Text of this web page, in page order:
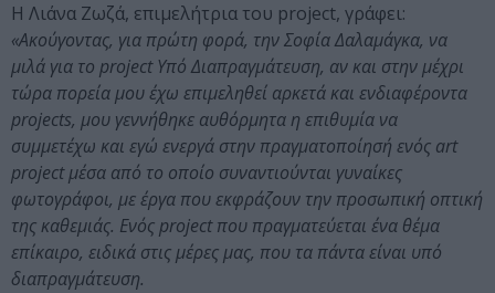
Η Λιάνα Ζωζά, επιμελήτρια του project, γράφει:
«Ακούγοντας, για πρώτη φορά, την Σοφία Δαλαμάγκα, να
μιλά για το project Υπό Διαπραγμάτευση, αν και στην μέχρι
τώρα πορεία μου έχω επιμεληθεί αρκετά και ενδιαφέροντα
projects, μου γεννήθηκε αυθόρμητα η επιθυμία να
συμμετέχω και εγώ ενεργά στην πραγματοποίησή ενός art
project μέσα από το οποίο συναντιούνται γυναίκες
φωτογράφοι, με έργα που εκφράζουν την προσωπική οπτική
της καθεμιάς. Ενός project που πραγματεύεται ένα θέμα
επίκαιρο, ειδικά στις μέρες μας, που τα πάντα είναι υπό
διαπραγμάτευση.